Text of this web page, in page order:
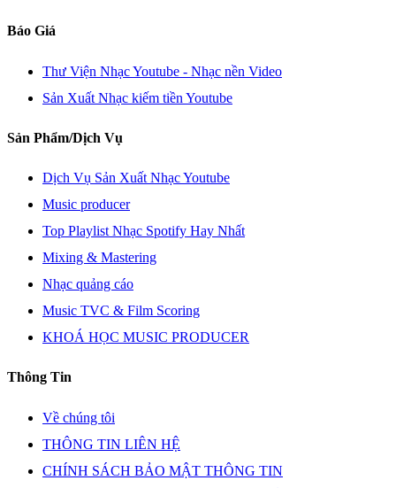
Báo Giá
Thư Viện Nhạc Youtube - Nhạc nền Video
Sản Xuất Nhạc kiếm tiền Youtube
Sản Phẩm/Dịch Vụ
Dịch Vụ Sản Xuất Nhạc Youtube
Music producer
Top Playlist Nhạc Spotify Hay Nhất
Mixing & Mastering
Nhạc quảng cáo
Music TVC & Film Scoring
KHOÁ HỌC MUSIC PRODUCER
Thông Tin
Về chúng tôi
THÔNG TIN LIÊN HỆ
CHÍNH SÁCH BẢO MẬT THÔNG TIN